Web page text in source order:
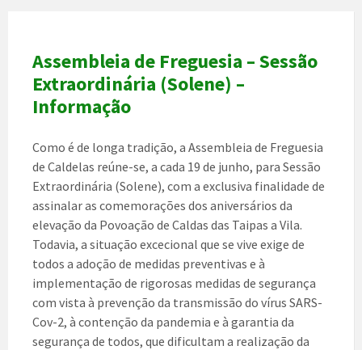
Assembleia de Freguesia – Sessão
Extraordinária (Solene) –
Informação
Como é de longa tradição, a Assembleia de Freguesia
de Caldelas reúne-se, a cada 19 de junho, para Sessão
Extraordinária (Solene), com a exclusiva finalidade de
assinalar as comemorações dos aniversários da
elevação da Povoação de Caldas das Taipas a Vila.
Todavia, a situação excecional que se vive exige de
todos a adoção de medidas preventivas e à
implementação de rigorosas medidas de segurança
com vista à prevenção da transmissão do vírus SARS-
Cov-2, à contenção da pandemia e à garantia da
segurança de todos, que dificultam a realização da